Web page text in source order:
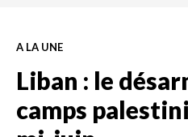
A LA UNE
Liban : le
camps